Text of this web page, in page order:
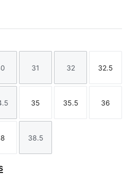
Black-Glowing Red
Black-Ravish
Taille Taille
31
Taille
32
Taille
32.5
Taille Taille
35
Taille
35.5
Taille
36
Taille Taille
38.5